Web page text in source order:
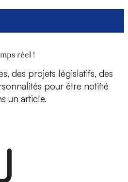
réel !
des projets législatifs, des
pour être notifié
un article.